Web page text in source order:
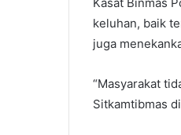
Kasat Binmas
keluhan, baik
juga
“Masyarakat
Sitkamtibmas